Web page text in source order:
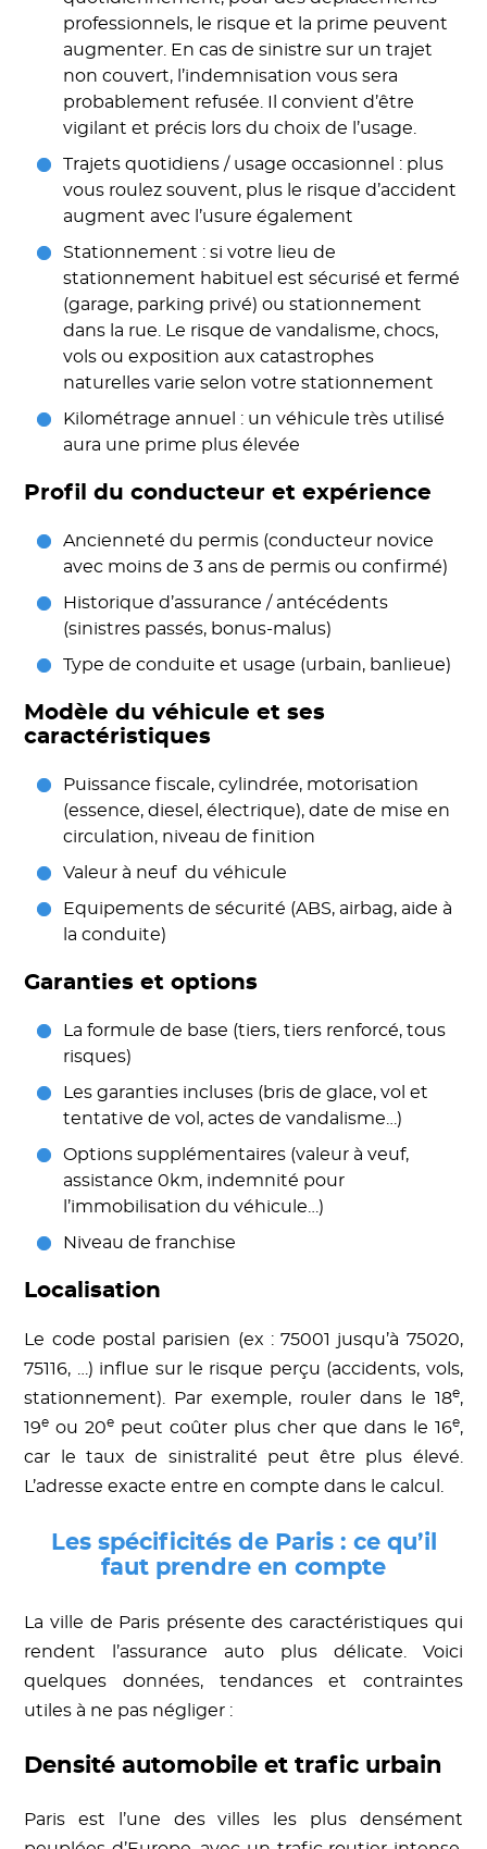
professionnels, le risque et la prime peuvent
augmenter. En cas de sinistre sur un trajet
non couvert, l’indemnisation vous sera
probablement refusée. Il convient d’être
vigilant et précis lors du choix de l’usage.
Trajets quotidiens / usage occasionnel : plus
vous roulez souvent, plus le risque d’accident
augment avec l’usure également
Stationnement : si votre lieu de
stationnement habituel est sécurisé et fermé
(garage, parking privé) ou stationnement
dans la rue. Le risque de vandalisme, chocs,
vols ou exposition aux catastrophes
naturelles varie selon votre stationnement
Kilométrage annuel : un véhicule très utilisé
aura une prime plus élevée
Profil du conducteur et expérience
Ancienneté du permis (conducteur novice
avec moins de 3 ans de permis ou confirmé)
Historique d’assurance / antécédents
(sinistres passés, bonus-malus)
Type de conduite et usage (urbain, banlieue)
Modèle du véhicule et ses
caractéristiques
Puissance fiscale, cylindrée, motorisation
(essence, diesel, électrique), date de mise en
circulation, niveau de finition
Valeur à neuf du véhicule
Equipements de sécurité (ABS, airbag, aide à
la conduite)
Garanties et options
La formule de base (tiers, tiers renforcé, tous
risques)
Les garanties incluses (bris de glace, vol et
tentative de vol, actes de vandalisme…)
Options supplémentaires (valeur à veuf,
assistance 0km, indemnité pour
l’immobilisation du véhicule…)
Niveau de franchise
Localisation
Le code postal parisien (ex : 75001 jusqu’à 75020,
75116, …) influe sur le risque perçu (accidents, vols,
stationnement). Par exemple, rouler dans le 18e,
19e ou 20e peut coûter plus cher que dans le 16e,
car le taux de sinistralité peut être plus élevé.
L’adresse exacte entre en compte dans le calcul.
Les spécificités de Paris : ce qu’il
faut prendre en compte
La ville de Paris présente des caractéristiques qui
rendent l’assurance auto plus délicate. Voici
quelques données, tendances et contraintes
utiles à ne pas négliger :
Densité automobile et trafic urbain
Paris est l’une des villes les plus densément